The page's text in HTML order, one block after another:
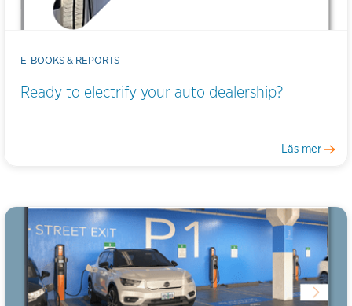
E-BOOKS & REPORTS
Ready to electrify your auto dealership?
Läs mer